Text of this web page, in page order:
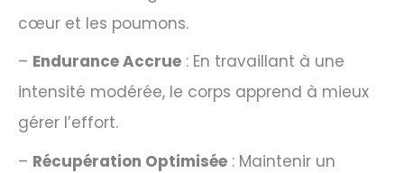
cœur et les poumons.
– Endurance Accrue : En travaillant à une
intensité modérée, le corps apprend à mieux
gérer l’effort.
– Récupération Optimisée : Maintenir un